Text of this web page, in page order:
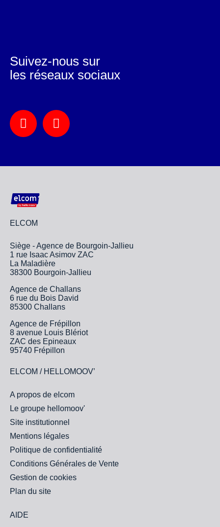
ELCOM
Siège - Agence de Bourgoin-Jallieu
1 rue Isaac Asimov ZAC
La Maladière
38300 Bourgoin-Jallieu
Agence de Challans
6 rue du Bois David
85300 Challans
Agence de Frépillon
8 avenue Louis Blériot
ZAC des Epineaux
95740 Frépillon
ELCOM / HELLOMOOV’
A propos de elcom
Le groupe hellomoov'
Site institutionnel
Mentions légales
Politique de confidentialité
Conditions Générales de Vente
Gestion de cookies
Plan du site
AIDE
Suivez-nous sur
les réseaux sociaux